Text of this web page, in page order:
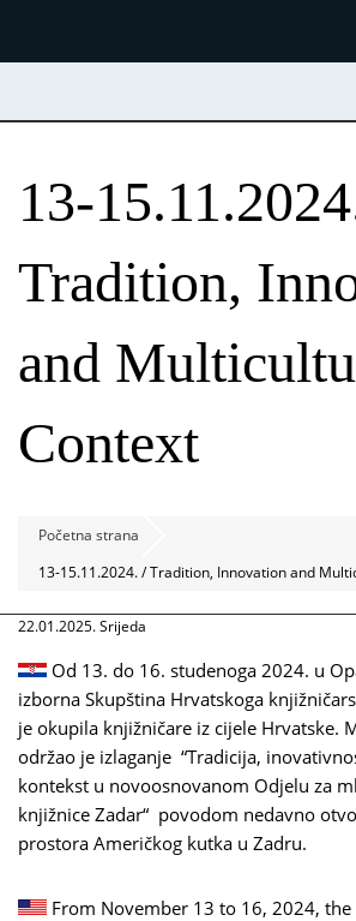
13-
Tradition,
and
Context
Početna strana
13-15.11.2024. / Tradition, Innovation and
22.01.2025. Srijeda
Od 13. do 16. studenoga 2024. u
izborna Skupština Hrvatskoga
je okupila knjižničare iz cijele Hrvatske.
održao je izlaganje “Tradicija,
kontekst u novoosnovanom Odjelu za
knjižnice Zadar“ povodom nedavno
prostora Američkog kutka u Zadru.
From November 13 to 16, 2024, the